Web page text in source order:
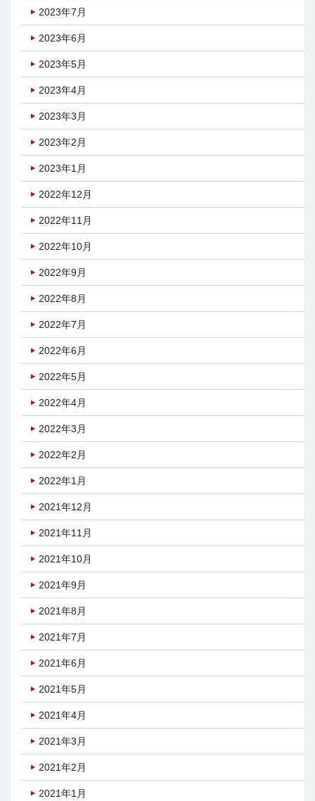
2023年7月
2023年6月
2023年5月
2023年4月
2023年3月
2023年2月
2023年1月
2022年12月
2022年11月
2022年10月
2022年9月
2022年8月
2022年7月
2022年6月
2022年5月
2022年4月
2022年3月
2022年2月
2022年1月
2021年12月
2021年11月
2021年10月
2021年9月
2021年8月
2021年7月
2021年6月
2021年5月
2021年4月
2021年3月
2021年2月
2021年1月